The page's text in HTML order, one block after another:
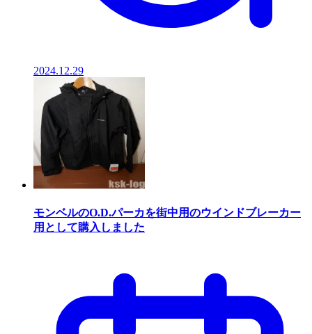
2024.12.29
モンベルのO.D.パーカを街中用のウインドブレーカー
用として購入しました